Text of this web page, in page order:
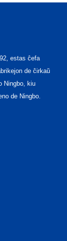
estas ĉefa
de ĉirkaŭ
Ningbo, kiu
de Ningbo.